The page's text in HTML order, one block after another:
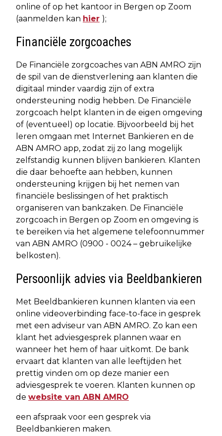
online of op het kantoor in Bergen op Zoom
(aanmelden kan hier );
Financiële zorgcoaches
De Financiële zorgcoaches van ABN AMRO zijn
de spil van de dienstverlening aan klanten die
digitaal minder vaardig zijn of extra
ondersteuning nodig hebben. De Financiële
zorgcoach helpt klanten in de eigen omgeving
of (eventueel) op locatie. Bijvoorbeeld bij het
leren omgaan met Internet Bankieren en de
ABN AMRO app, zodat zij zo lang mogelijk
zelfstandig kunnen blijven bankieren. Klanten
die daar behoefte aan hebben, kunnen
ondersteuning krijgen bij het nemen van
financiële beslissingen of het praktisch
organiseren van bankzaken. De Financiële
zorgcoach in Bergen op Zoom en omgeving is
te bereiken via het algemene telefoonnummer
van ABN AMRO (0900 - 0024 – gebruikelijke
belkosten).
Persoonlijk advies via Beeldbankieren
Met Beeldbankieren kunnen klanten via een
online videoverbinding face-to-face in gesprek
met een adviseur van ABN AMRO. Zo kan een
klant het adviesgesprek plannen waar en
wanneer het hem of haar uitkomt. De bank
ervaart dat klanten van alle leeftijden het
prettig vinden om op deze manier een
adviesgesprek te voeren. Klanten kunnen op
de website van ABN AMRO
een afspraak voor een gesprek via
Beeldbankieren maken.